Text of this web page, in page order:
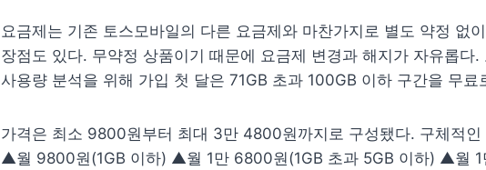
요금제는 기존 토스모바일의 다른 요금제와 마찬가지로 별도 약정 없
장점도 있다. 무약정 상품이기 때문에 요금제 변경과 해지가 자유롭다
사용량 분석을 위해 가입 첫 달은 71GB 초과 100GB 이하 구간을 무료
가격은 최소 9800원부터 최대 3만 4800원까지로 구성됐다. 구체적인
▲월 9800원(1GB 이하) ▲월 1만 6800원(1GB 초과 5GB 이하) ▲월